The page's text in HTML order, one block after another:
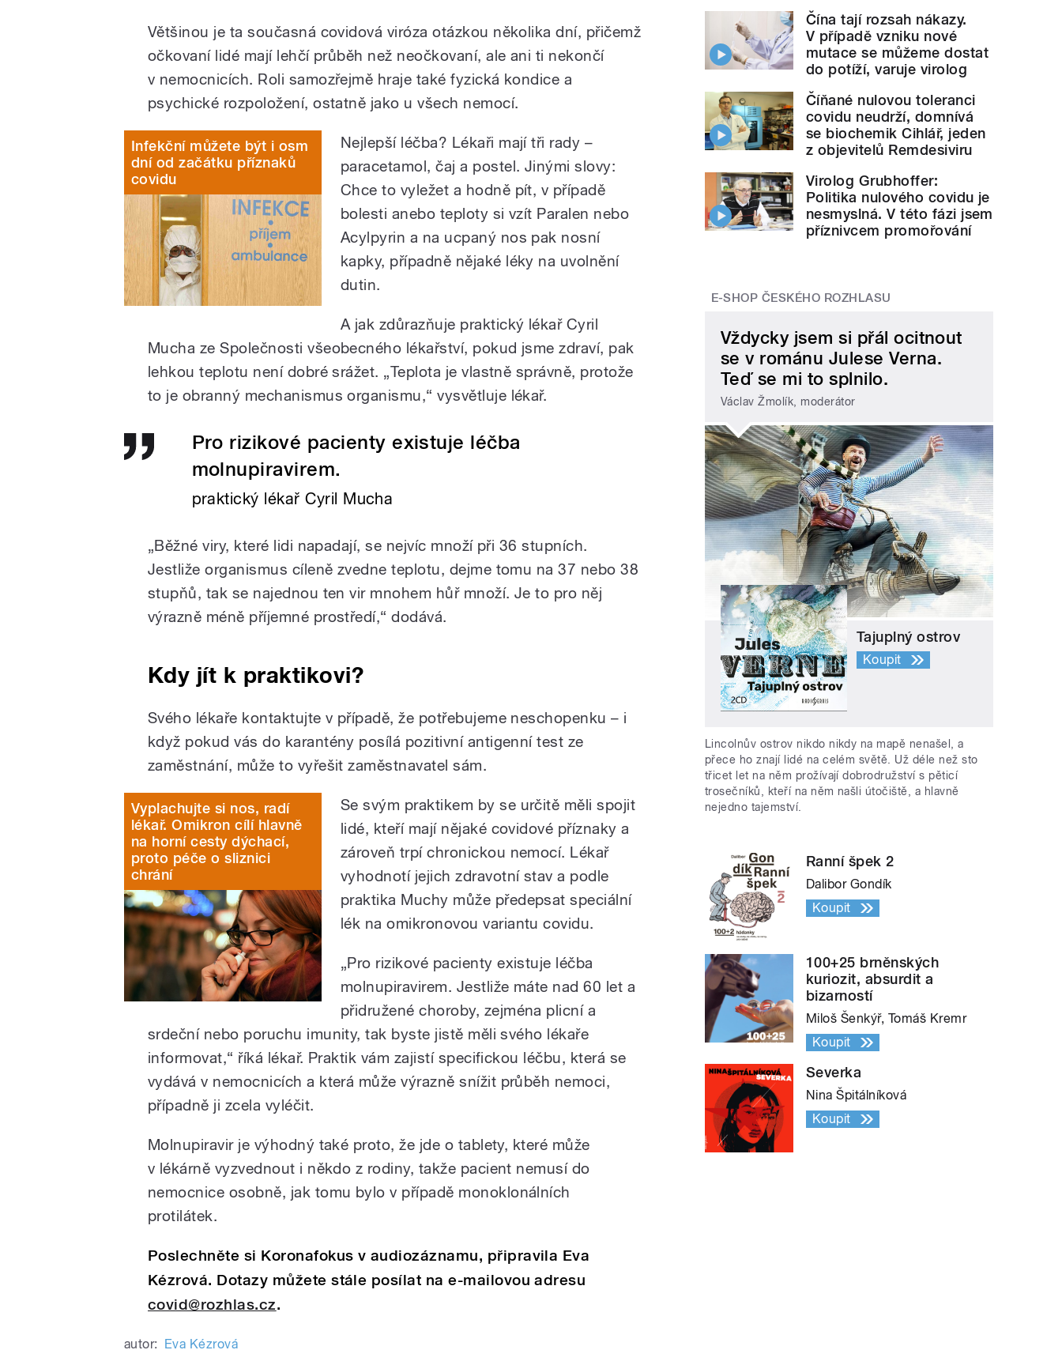
Většinou je ta současná covidová viróza otázkou několika dní, přičemž
očkovaní lidé mají lehčí průběh než neočkovaní, ale ani ti nekončí
v nemocnicích. Roli samozřejmě hraje také fyzická kondice a
psychické rozpoložení, ostatně jako u všech nemocí.
Infekční můžete být i osm
dní od začátku příznaků
covidu
Nejlepší léčba? Lékaři mají tři rady –
paracetamol, čaj a postel. Jinými slovy:
Chce to vyležet a hodně pít, v případě
bolesti anebo teploty si vzít Paralen nebo
Acylpyrin a na ucpaný nos pak nosní
kapky, případně nějaké léky na uvolnění
dutin.
A jak zdůrazňuje praktický lékař Cyril
Mucha ze Společnosti všeobecného lékařství, pokud jsme zdraví, pak
lehkou teplotu není dobré srážet. „Teplota je vlastně správně, protože
to je obranný mechanismus organismu,“ vysvětluje lékař.
Pro rizikové pacienty existuje léčba
molnupiravirem.
praktický lékař Cyril Mucha
„Běžné viry, které lidi napadají, se nejvíc množí při 36 stupních.
Jestliže organismus cíleně zvedne teplotu, dejme tomu na 37 nebo 38
stupňů, tak se najednou ten vir mnohem hůř množí. Je to pro něj
výrazně méně příjemné prostředí,“ dodává.
Kdy jít k praktikovi?
Svého lékaře kontaktujte v případě, že potřebujeme neschopenku – i
když pokud vás do karantény posílá pozitivní antigenní test ze
zaměstnání, může to vyřešit zaměstnavatel sám.
Vyplachujte si nos, radí
lékař. Omikron cílí hlavně
na horní cesty dýchací,
proto péče o sliznici
chrání
Se svým praktikem by se určitě měli spojit
lidé, kteří mají nějaké covidové příznaky a
zároveň trpí chronickou nemocí. Lékař
vyhodnotí jejich zdravotní stav a podle
praktika Muchy může předepsat speciální
lék na omikronovou variantu covidu.
„Pro rizikové pacienty existuje léčba
molnupiravirem. Jestliže máte nad 60 let a
přidružené choroby, zejména plicní a
srdeční nebo poruchu imunity, tak byste jistě měli svého lékaře
informovat,“ říká lékař. Praktik vám zajistí specifickou léčbu, která se
vydává v nemocnicích a která může výrazně snížit průběh nemoci,
případně ji zcela vyléčit.
Molnupiravir je výhodný také proto, že jde o tablety, které může
v lékárně vyzvednout i někdo z rodiny, takže pacient nemusí do
nemocnice osobně, jak tomu bylo v případě monoklonálních
protilátek.
Poslechněte si Koronafokus v audiozáznamu, připravila Eva
Kézrová. Dotazy můžete stále posílat na e-mailovou adresu
covid@rozhlas.cz.
autor: Eva Kézrová
Čína tají rozsah nákazy.
V případě vzniku nové
mutace se můžeme dostat
do potíží, varuje virolog
Číňané nulovou toleranci
covidu neudrží, domnívá
se biochemik Cihlář, jeden
z objevitelů Remdesiviru
Virolog Grubhoffer:
Politika nulového covidu je
nesmyslná. V této fázi jsem
příznivcem promořování
E-SHOP ČESKÉHO ROZHLASU
Vždycky jsem si přál ocitnout
se v románu Julese Verna.
Teď se mi to splnilo.
Václav Žmolík, moderátor
Tajuplný ostrov
Koupit
Lincolnův ostrov nikdo nikdy na mapě nenašel, a
přece ho znají lidé na celém světě. Už déle než sto
třicet let na něm prožívají dobrodružství s pěticí
trosečníků, kteří na něm našli útočiště, a hlavně
nejedno tajemství.
Ranní špek 2
Dalibor Gondík
Koupit
100+25 brněnských
kuriozit, absurdit a
bizarností
Miloš Šenkýř, Tomáš Kremr
Koupit
Severka
Nina Špitálníková
Koupit